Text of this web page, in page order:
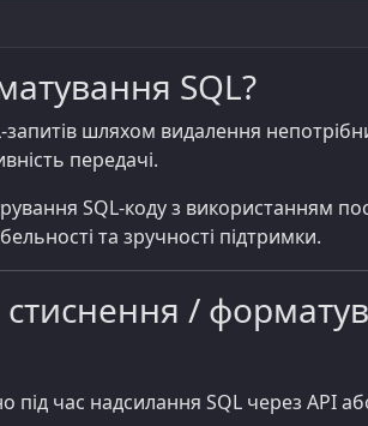
SQL?
запитів шляхом видалення
передачі.
SQL-коду з використанням
та зручності підтримки.
/
під час надсилання SQL через API